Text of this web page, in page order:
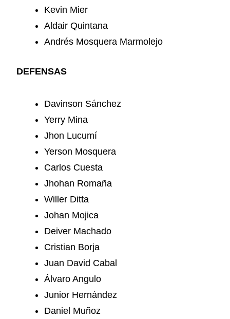
Kevin Mier
Aldair Quintana
Andrés Mosquera Marmolejo
DEFENSAS
Davinson Sánchez
Yerry Mina
Jhon Lucumí
Yerson Mosquera
Carlos Cuesta
Jhohan Romaña
Willer Ditta
Johan Mojica
Deiver Machado
Cristian Borja
Juan David Cabal
Álvaro Angulo
Junior Hernández
Daniel Muñoz